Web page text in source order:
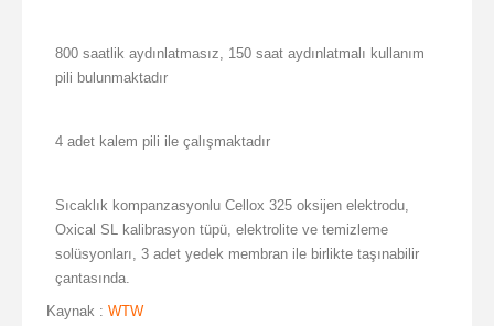
800 saatlik aydınlatmasız, 150 saat aydınlatmalı kullanım
pili bulunmaktadır
4 adet kalem pili ile çalışmaktadır
Sıcaklık kompanzasyonlu Cellox 325 oksijen elektrodu,
Oxical SL kalibrasyon tüpü, elektrolite ve temizleme
solüsyonları, 3 adet yedek membran ile birlikte taşınabilir
çantasında.
Kaynak : WTW